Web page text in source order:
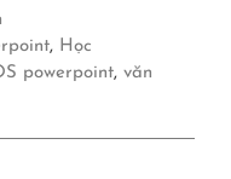
, Học
powerpoint, văn